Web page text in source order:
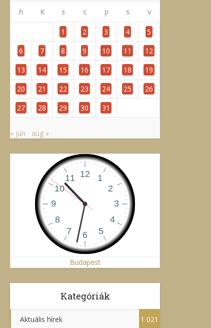
h K s c p s v
1 2 3 4
5
6
7 8 9 10 11
12
13
14 15 16 17 18
19
20
21 22 23 24 25
26
27
28 29 30 31
« jún aug »
Budapest
Kategóriák
Aktuális hírek 1 021